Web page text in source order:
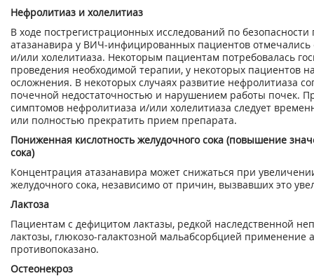
Нефролитиаз и холелитиаз
В ходе пострегистрационных исследований по
атазанавира у ВИЧ-инфицированных пациентов отмечались
и/или холелитиаза. Некоторым пациентам потребовалась
проведения необходимой терапии, у некоторых пациентов
осложнения. В некоторых случаях развитие нефролитиаза
почечной недостаточностью и нарушением работы почек.
симптомов нефролитиаза и/или холелитиаза следует
или полностью прекратить прием препарата.
Пониженная кислотность желудочного сока (повышение
сока)
Концентрация атазанавира может снижаться при
желудочного сока, независимо от причин, вызвавших это
Лактоза
Пациентам с дефицитом лактазы, редкой наследственной
лактозы, глюкозо-галактозной мальабсорбцией применение
противопоказано.
Остеонекроз